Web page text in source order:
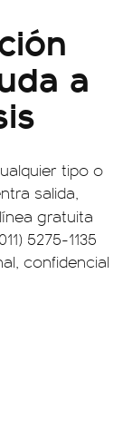
a
tipo o
salida,
gratuita
5275-1135
confidencial